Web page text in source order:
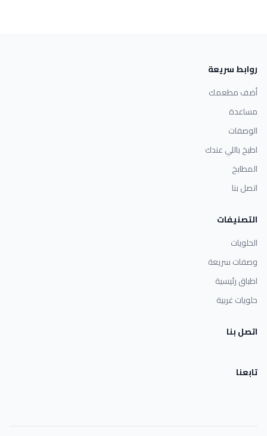
روابط سريعة
أضف مطعمك
مساعدة
الوصفات
اطبخ باللي عندك
المطابخ
اتصل بنا
التصنيفات
الحلويات
وصفات سريعة
اطباق رئيسية
حلويات غربية
اتصل بنا
تابعنا